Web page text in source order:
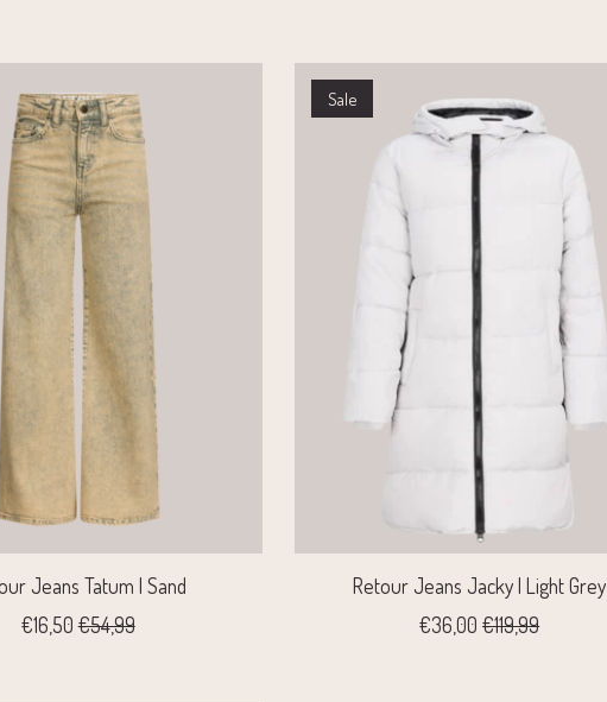
Jeans Tatum | Sand
€16,50 €54,99
Sale
Retour Jeans Jacky | Light Grey
€36,00 €119,99